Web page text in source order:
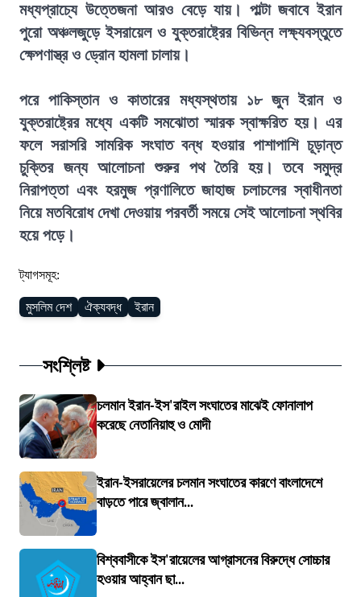
মধ্যপ্রাচ্যে উত্তেজনা আরও বেড়ে যায়। পাল্টা জবাবে ইরান
পুরো অঞ্চলজুড়ে ইসরায়েল ও যুক্তরাষ্ট্রের বিভিন্ন লক্ষ্যবস্তুতে
ক্ষেপণাস্ত্র ও ড্রোন হামলা চালায়।
পরে পাকিস্তান ও কাতারের মধ্যস্থতায় ১৮ জুন ইরান ও
যুক্তরাষ্ট্রের মধ্যে একটি সমঝোতা স্মারক স্বাক্ষরিত হয়। এর
ফলে সরাসরি সামরিক সংঘাত বন্ধ হওয়ার পাশাপাশি চূড়ান্ত
চুক্তির জন্য আলোচনা শুরুর পথ তৈরি হয়। তবে সমুদ্র
নিরাপত্তা এবং হরমুজ প্রণালিতে জাহাজ চলাচলের স্বাধীনতা
নিয়ে মতবিরোধ দেখা দেওয়ায় পরবর্তী সময়ে সেই আলোচনা স্থবির
হয়ে পড়ে।
ট্যাগসমূহ:
মুসলিম দেশ ঐক্যবদ্ধ ইরান
সংশ্লিষ্ট
চলমান ইরান-ইস'রাইল সংঘাতের মাঝেই ফোনালাপ
করেছে নেতানিয়াহু ও মোদী
ইরান-ইসরায়েলের চলমান সংঘাতের কারণে বাংলাদেশে
বাড়তে পারে জ্বালান...
বিশ্ববাসীকে ইস'রায়েলের আগ্রাসনের বিরুদ্ধে সোচ্চার
হওয়ার আহ্বান ছা...